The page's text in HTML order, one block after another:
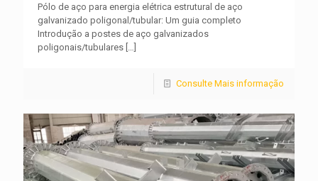
Pólo de aço para energia elétrica estrutural de aço
galvanizado poligonal/tubular: Um guia completo
Introdução a postes de aço galvanizados
poligonais/tubulares […]
Consulte Mais informação